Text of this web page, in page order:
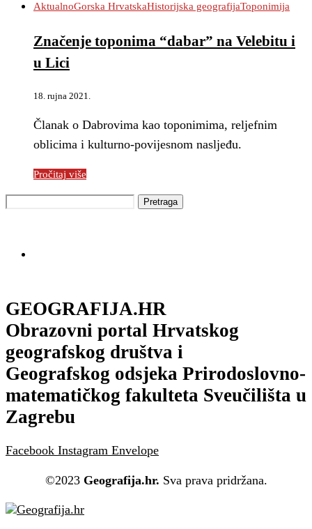
AktualnoGorska HrvatskaHistorijska geografijaToponimija
Značenje toponima “dabar” na Velebitu i
u Lici
18. rujna 2021.
Članak o Dabrovima kao toponimima, reljefnim
oblicima i kulturno-povijesnom nasljeđu.
Pročitaj više
GEOGRAFIJA.HR
Obrazovni portal Hrvatskog
geografskog društva i
Geografskog odsjeka Prirodoslovno-
matematičkog fakulteta Sveučilišta u
Zagrebu
Facebook Instagram Envelope
©2023 Geografija.hr. Sva prava pridržana.